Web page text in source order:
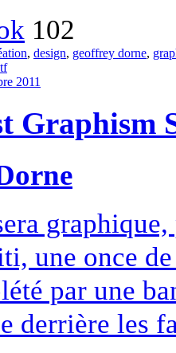
102
, design, geoffrey dorne,
2011
Graphism
une once
par une
derrière les